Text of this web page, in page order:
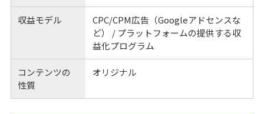
収益モデル
CPC/CPM広告（Googleアドセンスな
ど） / プラットフォームの提供する収
益化プログラム
コンテンツの
性質
オリジナル